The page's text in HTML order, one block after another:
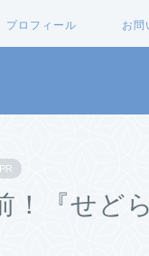
プロフィール お問
PR
！『せど